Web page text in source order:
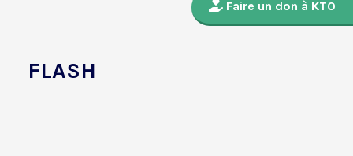
Faire un don à KTO
FLASH